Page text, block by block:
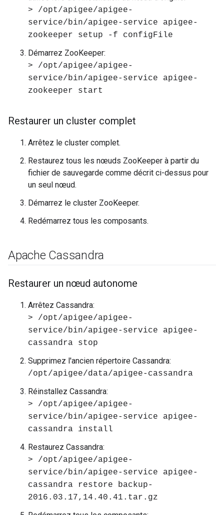
> /opt/apigee/apigee-
service/bin/apigee-service apigee-
zookeeper setup -f configFile
Démarrez ZooKeeper:
> /opt/apigee/apigee-
service/bin/apigee-service apigee-
zookeeper start
Restaurer un cluster complet
Arrêtez le cluster complet.
Restaurez tous les nœuds ZooKeeper à partir du
fichier de sauvegarde comme décrit ci-dessus pour
un seul nœud.
Démarrez le cluster ZooKeeper.
Redémarrez tous les composants.
Apache Cassandra
Restaurer un nœud autonome
Arrêtez Cassandra:
> /opt/apigee/apigee-
service/bin/apigee-service apigee-
cassandra stop
Supprimez l'ancien répertoire Cassandra:
/opt/apigee/data/apigee-cassandra
Réinstallez Cassandra:
> /opt/apigee/apigee-
service/bin/apigee-service apigee-
cassandra install
Restaurez Cassandra:
> /opt/apigee/apigee-
service/bin/apigee-service apigee-
cassandra restore backup-
2016.03.17,14.40.41.tar.gz